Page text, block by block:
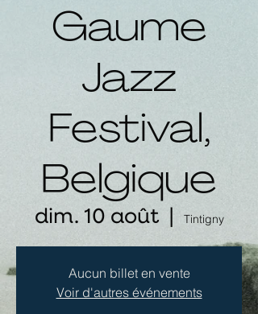
Gaume
Jazz
Festival,
Belgique
dim. 10 août
  |
Tintigny
Aucun billet en vente
Voir d'autres événements